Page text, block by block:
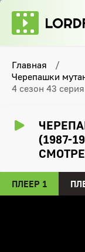
Главная
Черепашки
4 сезон 43 серия
(1987-
ПЛЕЕР 1